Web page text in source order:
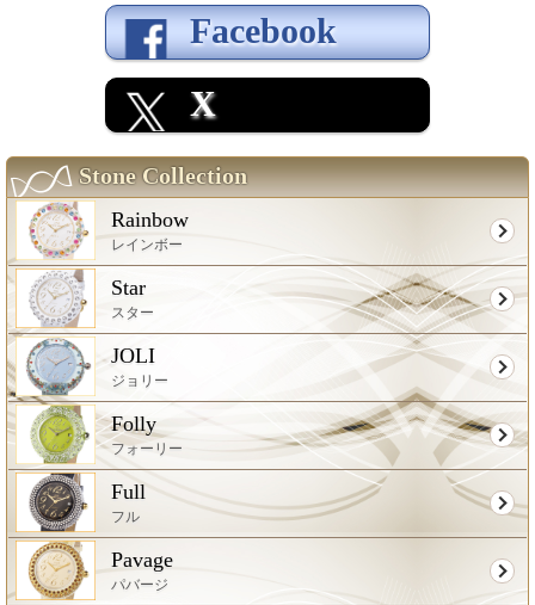
Facebook
X
Stone Collection
Rainbow
レインボー
Star
スター
JOLI
ジョリー
Folly
フォーリー
Full
フル
Pavage
パバージ